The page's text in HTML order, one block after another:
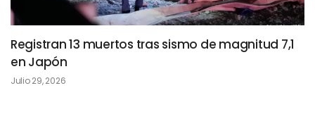
Registran 13 muertos tras sismo de magnitud 7,1
en Japón
Julio 29, 2026